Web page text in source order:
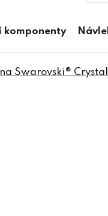
komponenty
Swarovski®